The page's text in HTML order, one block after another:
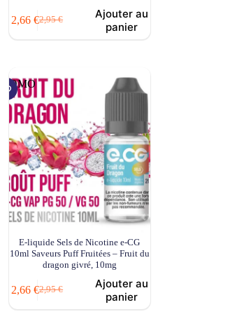
2,95€
Le
2,95 €.
2,66€Le
2,66 €.
Ajouter au
panier
PROMO
E-liquide Sels de Nicotine e-CG
10ml Saveurs Puff Fruitées – Fruit du
dragon givré, 10mg
2,95€
Le
2,66€Le
Ajouter au
panier